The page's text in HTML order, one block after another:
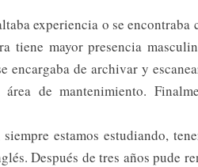
experiencia o se encontraba
tiene mayor presencia
encargaba de archivar y
de mantenimiento.
estamos estudiando,
Después de tres años pude